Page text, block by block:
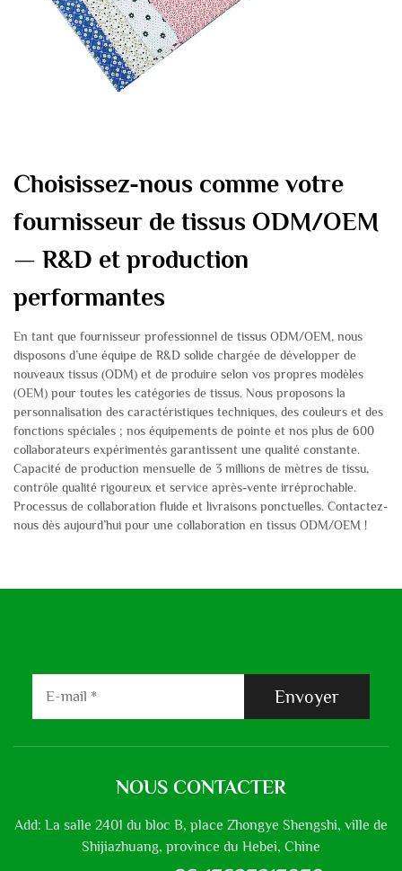
Choisissez-nous comme votre
fournisseur de tissus ODM/OEM
— R&D et production
performantes
En tant que fournisseur professionnel de tissus ODM/OEM, nous
disposons d’une équipe de R&D solide chargée de développer de
nouveaux tissus (ODM) et de produire selon vos propres modèles
(OEM) pour toutes les catégories de tissus. Nous proposons la
personnalisation des caractéristiques techniques, des couleurs et des
fonctions spéciales ; nos équipements de pointe et nos plus de 600
collaborateurs expérimentés garantissent une qualité constante.
Capacité de production mensuelle de 3 millions de mètres de tissu,
contrôle qualité rigoureux et service après-vente irréprochable.
Processus de collaboration fluide et livraisons ponctuelles. Contactez-
nous dès aujourd’hui pour une collaboration en tissus ODM/OEM !
Envoyer
NOUS CONTACTER
Add: La salle 2401 du bloc B, place Zhongye Shengshi, ville de
Shijiazhuang, province du Hebei, Chine